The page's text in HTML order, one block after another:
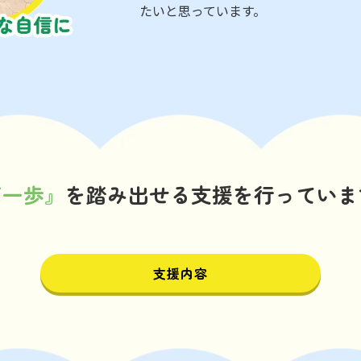
たいと思っています。
歩』 を踏み出せる支援を行ってい
支援内容